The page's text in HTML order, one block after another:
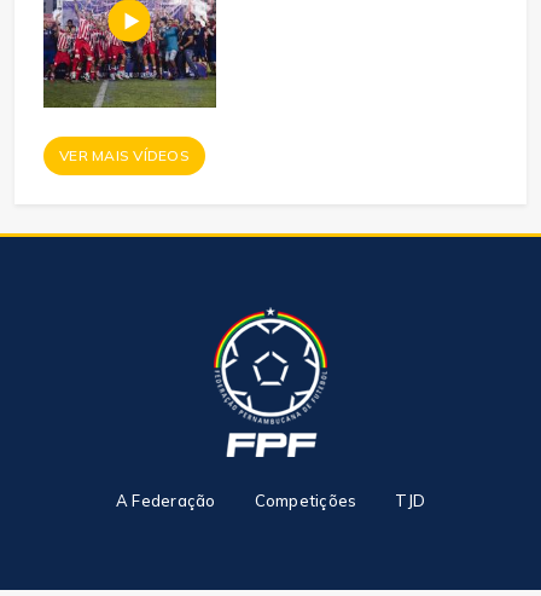
VER MAIS VÍDEOS
A Federação Competições TJD